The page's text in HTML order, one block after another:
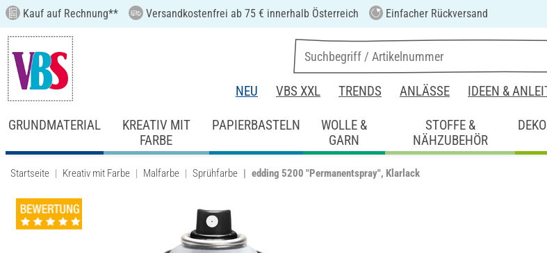
Kauf auf Rechnung** Versandkostenfrei ab 75 € innerhalb Österreich Einfacher Rückversand
NEU VBS XXL TRENDS ANLÄSSE IDEEN &
GRUNDMATERIAL
KREATIV MIT
FARBE
PAPIERBASTELN
WOLLE &
GARN
STOFFE &
NÄHZUBEHÖR
Startseite Kreativ mit Farbe Malfarbe Sprühfarbe edding 5200 "Permanentspray", Klarlack